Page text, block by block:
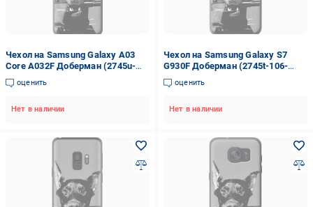
Чехол на Samsung Galaxy A03
Core A032F Доберман (2745u-
2539-42517)
оценить
Нет в наличии
Чехол на Samsung Galaxy S7
G930F Доберман (2745t-106-
42517)
оценить
Нет в наличии